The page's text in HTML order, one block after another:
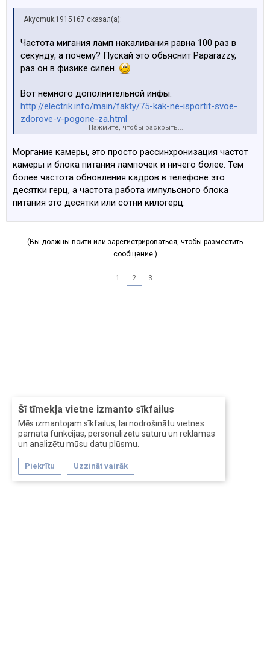
Šī tīmekļa vietne izmanto sīkfailus
Mēs izmantojam sīkfailus, lai nodrošinātu vietnes
pamata funkcijas, personalizētu saturu un reklāmas
un analizētu mūsu datu plūsmu.
Piekrītu Uzzināt vairāk
Akycmuk;1915167 сказал(а):
Частота мигания ламп накаливания равна 100 раз в
секунду, а почему? Пускай это обьяснит Paparazzy,
раз он в физике силен.
Вот немного дополнительной инфы:
http://electrik.info/main/fakty/75-kak-ne-isportit-svoe-
zdorove-v-pogone-za.html
на ибее купленых и ламп которые себе поставил в
гостиную.
Это для тех кому пофиг на пульсации.
Просто чтобы люди были более образованые и не
писали всякую ересь.
себе Leduro 3w GU10 брать, но хоть я в этой фирме и
но проверку простой камерой они не
Нажмите, чтобы раскрыть...
Моргание камеры, это просто рассинхронизация частот
камеры и блока питания лампочек и ничего более. Тем
более частота обновления кадров в телефоне это
десятки герц, а частота работа импульсного блока
питания это десятки или сотни килогерц.
(Вы должны войти или зарегистрироваться, чтобы разместить
сообщение.)
1 2 3